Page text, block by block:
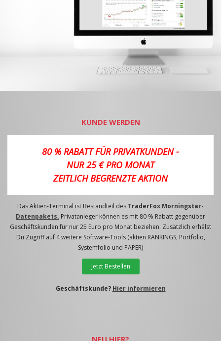
KUNDE WERDEN
80 % RABATT FÜR PRIVATKUNDEN -
NUR 25 € PRO MONAT
ZEITLICH BEGRENZTE AKTION
Das Aktien-Terminal ist Bestandteil des TraderFox Morningstar-
Datenpakets. Privatanleger können es mit 80 % Rabatt gegenüber
Geschäftskunden für nur 25 Euro pro Monat beziehen. Zusätzlich erhälst
Du Zugriff auf 4 weitere Software-Tools (aktien RANKINGS, Portfolio,
Systemfolio und PAPER)
Jetzt Bestellen
Geschäftskunde? Hier informieren
NEU HIER?